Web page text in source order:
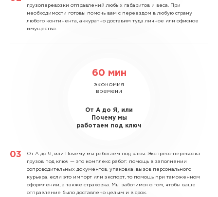
грузоперевозки отправлений любых габаритов и веса. При
необходимости готовы помочь вам с переездом в любую страну
любого континента, аккуратно доставим туда личное или офисное
имущество.
60 мин
экономия
времени
От А до Я, или
Почему мы
работаем под ключ
От А до Я, или Почему мы работаем под ключ. Экспресс-перевозка
грузов под ключ — это комплекс работ: помощь в заполнении
сопроводительных документов, упаковка, вызов персонального
курьера, если это импорт или экспорт, то помощь при таможенном
оформлении, а также страховка. Мы заботимся о том, чтобы ваше
отправление было доставлено целым и в срок.